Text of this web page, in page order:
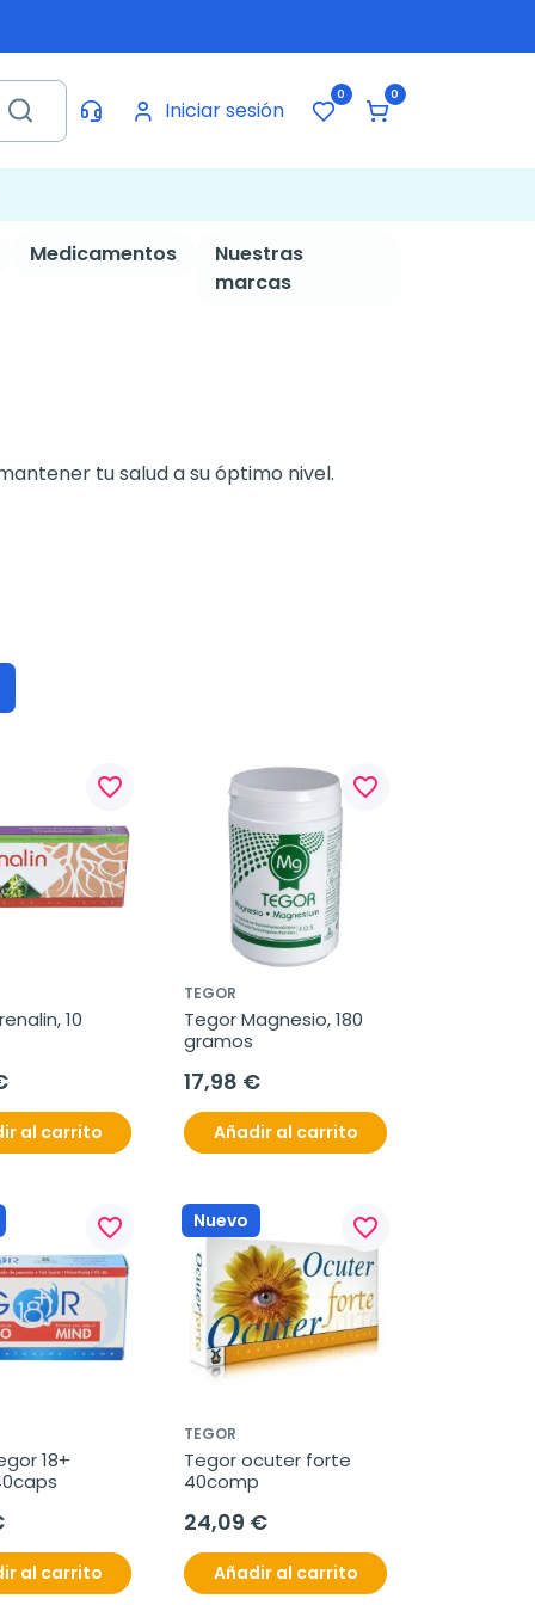
Iniciar sesión
0 0
Medicamentos
Nuestras
marcas
tu salud a su óptimo nivel.
favorite_border
10
al carrito
favorite_border
TEGOR
Tegor Magnesio, 180
gramos
17,98 €
Añadir al carrito
favorite_border
18+
al carrito
Nuevo favorite_border
TEGOR
Tegor ocuter forte
40comp
24,09 €
Añadir al carrito